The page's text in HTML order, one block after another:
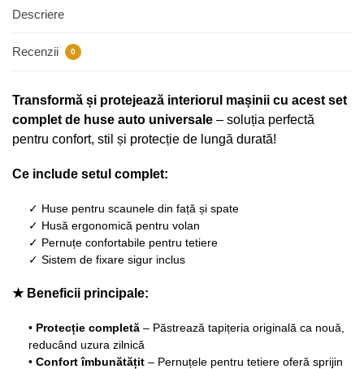
Descriere
Recenzii 0
Transformă și protejează interiorul mașinii cu acest set
complet de huse auto universale – soluția perfectă
pentru confort, stil și protecție de lungă durată!
Ce include setul complet:
✓ Huse pentru scaunele din față și spate
✓ Husă ergonomică pentru volan
✓ Pernuțe confortabile pentru tetiere
✓ Sistem de fixare sigur inclus
★ Beneficii principale:
• Protecție completă – Păstrează tapițeria originală ca nouă,
reducând uzura zilnică
• Confort îmbunătățit – Pernuțele pentru tetiere oferă sprijin